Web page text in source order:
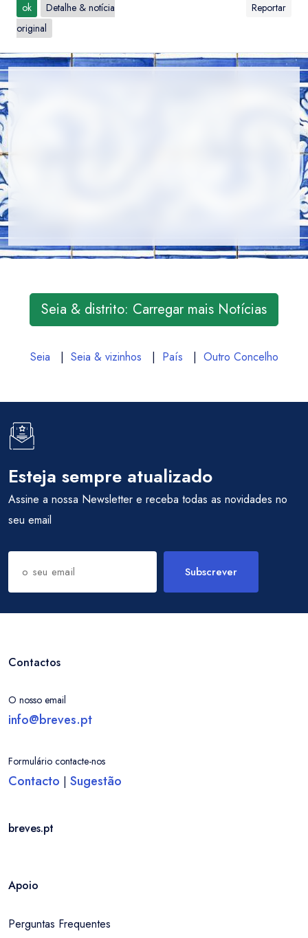
ok
Detalhe & notícia
original
Reportar
Seia & distrito: Carregar mais Notícias
Seia | Seia & vizinhos | País | Outro Concelho
Esteja sempre atualizado
Assine a nossa Newsletter e receba todas as novidades no
seu email
Subscrever
Contactos
O nosso email
info@breves.pt
Formulário contacte-nos
Contacto | Sugestão
breves.pt
Apoio
Perguntas Frequentes